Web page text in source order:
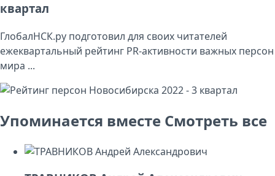
квартал
ГлобалНСК.ру подготовил для своих читателей
ежеквартальный рейтинг PR-активности важных персон
мира ...
Упоминается вместе Смотреть все